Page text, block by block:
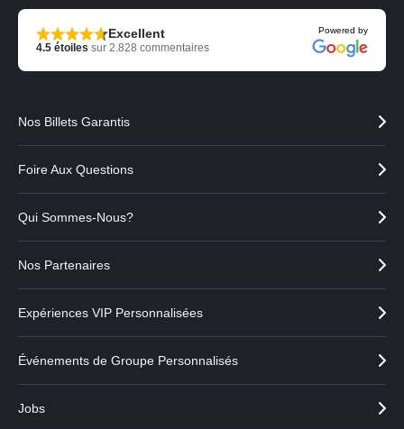
Excellent
4.5 étoiles sur 2.828 commentaires
Powered by
Nos Billets Garantis
Foire Aux Questions
Qui Sommes-Nous?
Nos Partenaires
Expériences VIP Personnalisées
Événements de Groupe Personnalisés
Jobs